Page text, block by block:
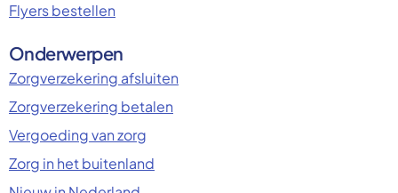
Flyers bestellen
Onderwerpen
Zorgverzekering afsluiten
Zorgverzekering betalen
Vergoeding van zorg
Zorg in het buitenland